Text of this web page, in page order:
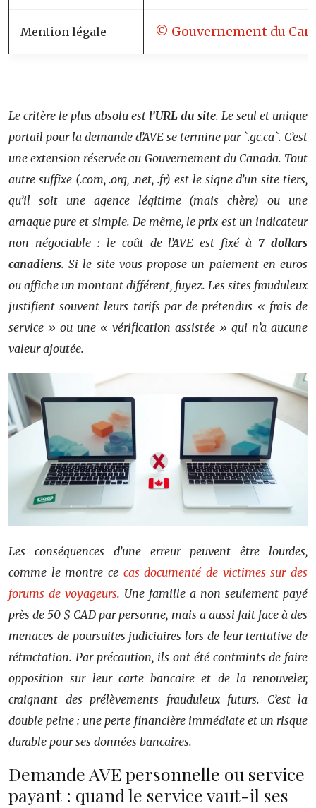
Mention légale © Gouvernement du
Le critère le plus absolu est l’URL du site. Le seul et unique
portail pour la demande d’AVE se termine par `.gc.ca`. C’est
une extension réservée au Gouvernement du Canada. Tout
autre suffixe (.com, .org, .net, .fr) est le signe d’un site tiers,
qu’il soit une agence légitime (mais chère) ou une
arnaque pure et simple. De même, le prix est un indicateur
non négociable : le coût de l’AVE est fixé à 7 dollars
canadiens. Si le site vous propose un paiement en euros
ou affiche un montant différent, fuyez. Les sites frauduleux
justifient souvent leurs tarifs par de prétendus « frais de
service » ou une « vérification assistée » qui n’a aucune
valeur ajoutée.
Les conséquences d’une erreur peuvent être lourdes,
comme le montre ce cas documenté de victimes sur des
forums de voyageurs. Une famille a non seulement payé
près de 50 $ CAD par personne, mais a aussi fait face à des
menaces de poursuites judiciaires lors de leur tentative de
rétractation. Par précaution, ils ont été contraints de faire
opposition sur leur carte bancaire et de la renouveler,
craignant des prélèvements frauduleux futurs. C’est la
double peine : une perte financière immédiate et un risque
durable pour ses données bancaires.
Demande AVE personnelle ou service
payant : quand le service vaut-il ses